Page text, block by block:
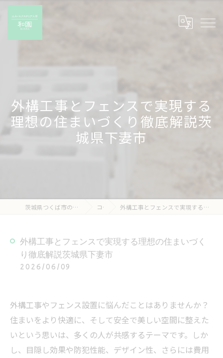
外構工事とフェンスで実現する
理想の住まいづくり徹底解説茨
城県下妻市
茨城県つくば市の外構工事なら有限会社和園 コラム 外構工事とフェンスで実現する理想の住まいづくり徹底解説茨城県下妻市
外構工事とフェンスで実現する理想の住まいづく
り徹底解説茨城県下妻市
2026/06/09
外構工事やフェンス設置に悩んだことはありませんか？
住まいをより快適に、そして安全で美しい空間に整えた
いという思いは、多くの人が共感するテーマです。しか
し、目隠し効果や防犯性能、デザイン性、さらには費用